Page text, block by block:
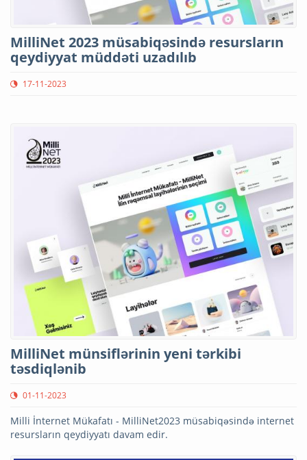
MilliNet 2023 müsabiqəsində resursların
qeydiyyat müddəti uzadılıb
17-11-2023
MilliNet münsiflərinin yeni tərkibi
təsdiqlənib
01-11-2023
Milli İnternet Mükafatı - MilliNet2023 müsabiqəsində internet
resursların qeydiyyatı davam edir.